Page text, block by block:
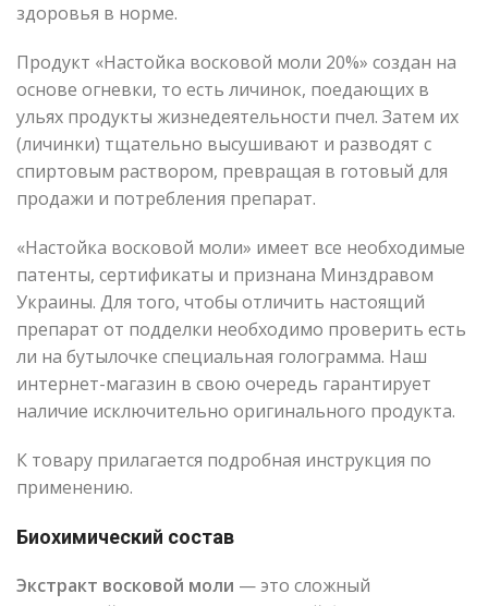
здоровья в норме.
Продукт «Настойка восковой моли 20%» создан на
основе огневки, то есть личинок, поедающих в
ульях продукты жизнедеятельности пчел. Затем их
(личинки) тщательно высушивают и разводят с
спиртовым раствором, превращая в готовый для
продажи и потребления препарат.
«Настойка восковой моли» имеет все необходимые
патенты, сертификаты и признана Минздравом
Украины. Для того, чтобы отличить настоящий
препарат от подделки необходимо проверить есть
ли на бутылочке специальная голограмма. Наш
интернет-магазин в свою очередь гарантирует
наличие исключительно оригинального продукта.
К товару прилагается подробная инструкция по
применению.
Биохимический состав
Экстракт восковой моли — это сложный